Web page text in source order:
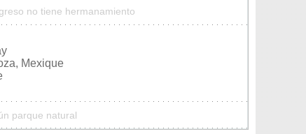
no tiene hermanamiento
Mexique
parque natural